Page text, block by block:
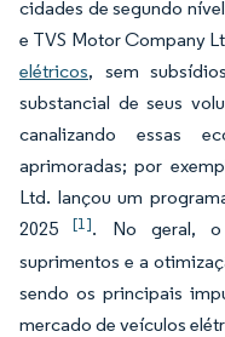
cidades de segundo
e TVS Motor Company
elétricos, sem
substancial de seus
canalizando essas
aprimoradas; por
Ltd. lançou um
2025[1]. No geral, o
suprimentos e a
sendo os principais
mercado de veículos